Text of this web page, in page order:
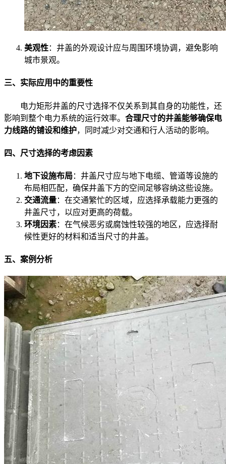
美观性：井盖的外观设计应与周围环境协调，避免影响
城市景观。
三、实际应用中的重要性
电力矩形井盖的尺寸选择不仅关系到其自身的功能性，还
影响到整个电力系统的运行效率。 合理尺寸的井盖能够确保电
力线路的铺设和维护，同时减少对交通和行人活动的影响。
四、尺寸选择的考虑因素
地下设施布局：井盖尺寸应与地下电缆、管道等设施的
布局相匹配，确保井盖下方的空间足够容纳这些设施。
交通流量：在交通繁忙的区域，应选择承载能力更强的
井盖尺寸，以应对更高的荷载。
环境因素：在气候恶劣或腐蚀性较强的地区，应选择耐
候性更好的材料和适当尺寸的井盖。
五、案例分析